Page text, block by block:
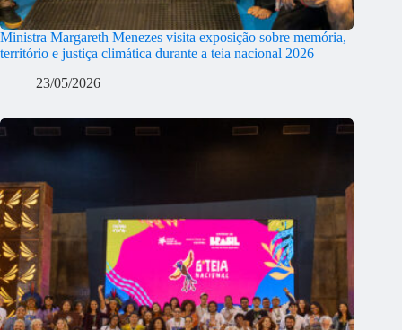
Ministra Margareth Menezes visita exposição sobre memória,
território e justiça climática durante a teia nacional 2026
23/05/2026